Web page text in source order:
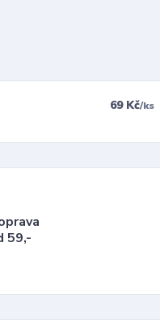
69 Kč/ks
59,-